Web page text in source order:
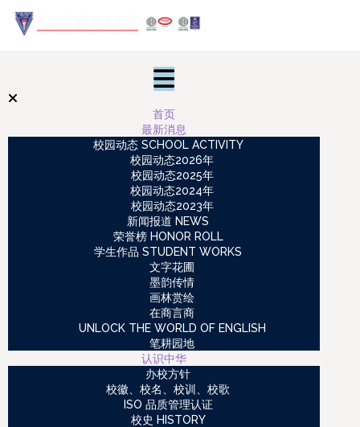
首页
最新消息
校园动态 SCHOOL ACTIVITY
校园动态2026年
校园动态2025年
校园动态2024年
校园动态2023年
新闻报道 NEWS
荣誉榜 HONOR ROLL
学生作品 STUDENT WORKS
文字花圃
墨韵传情
画林赏绘
在商言商
UNLOCK THE WORLD OF ENGLISH
笔耕园地
认识中华
办校方针
校徽、校名、校训、校歌
ISO 品质管理认证
校史 HISTORY